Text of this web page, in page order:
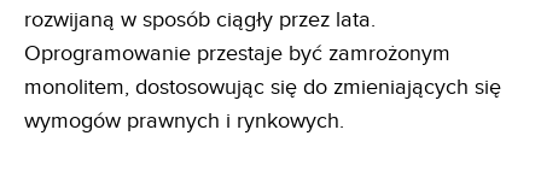
rozwijaną w sposób ciągły przez lata.
Oprogramowanie przestaje być zamrożonym
monolitem, dostosowując się do zmieniających się
wymogów prawnych i rynkowych.